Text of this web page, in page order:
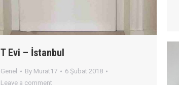
T Evi – İstanbul
Genel By Murat17
6 Şubat 2018
Leave a comment